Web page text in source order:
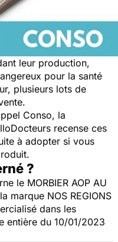
leur production,
pour la santé
plusieurs lots de
Conso, la
recense ces
à adopter si vous
?
le MORBIER AOP AU
marque NOS REGIONS
dans les
entière du 10/01/2023